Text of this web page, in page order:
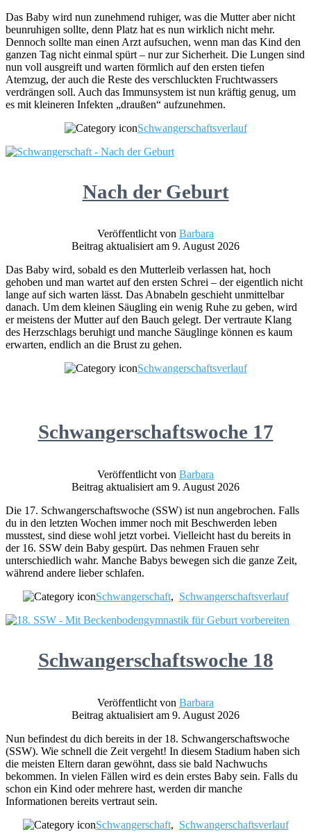
Das Baby wird nun zunehmend ruhiger, was die Mutter aber nicht
beunruhigen sollte, denn Platz hat es nun wirklich nicht mehr.
Dennoch sollte man einen Arzt aufsuchen, wenn man das Kind den
ganzen Tag nicht einmal spürt – nur zur Sicherheit. Die Lungen sind
nun voll ausgreift und warten förmlich auf den ersten tiefen
Atemzug, der auch die Reste des verschluckten Fruchtwassers
verdrängen soll. Auch das Immunsystem ist nun kräftig genug, um
es mit kleineren Infekten „draußen“ aufzunehmen.
Schwangerschaftsverlauf
Nach der Geburt
Veröffentlicht von Barbara
Beitrag aktualisiert am 9. August 2026
Das Baby wird, sobald es den Mutterleib verlassen hat, hoch
gehoben und man wartet auf den ersten Schrei – der eigentlich nicht
lange auf sich warten lässt. Das Abnabeln geschieht unmittelbar
danach. Um dem kleinen Säugling ein wenig Ruhe zu geben, wird
er meistens der Mutter auf den Bauch gelegt. Der vertraute Klang
des Herzschlags beruhigt und manche Säuglinge können es kaum
erwarten, endlich an die Brust zu gehen.
Schwangerschaftsverlauf
Schwangerschaftswoche 17
Veröffentlicht von Barbara
Beitrag aktualisiert am 9. August 2026
Die 17. Schwangerschaftswoche (SSW) ist nun angebrochen. Falls
du in den letzten Wochen immer noch mit Beschwerden leben
musstest, sind diese wohl jetzt vorbei. Vielleicht hast du bereits in
der 16. SSW dein Baby gespürt. Das nehmen Frauen sehr
unterschiedlich wahr. Manche Babys bewegen sich die ganze Zeit,
während andere lieber schlafen.
Schwangerschaft, Schwangerschaftsverlauf
Schwangerschaftswoche 18
Veröffentlicht von Barbara
Beitrag aktualisiert am 9. August 2026
Nun befindest du dich bereits in der 18. Schwangerschaftswoche
(SSW). Wie schnell die Zeit vergeht! In diesem Stadium haben sich
die meisten Eltern daran gewöhnt, dass sie bald Nachwuchs
bekommen. In vielen Fällen wird es dein erstes Baby sein. Falls du
schon ein Kind oder mehrere hast, werden dir manche
Informationen bereits vertraut sein.
Schwangerschaft, Schwangerschaftsverlauf